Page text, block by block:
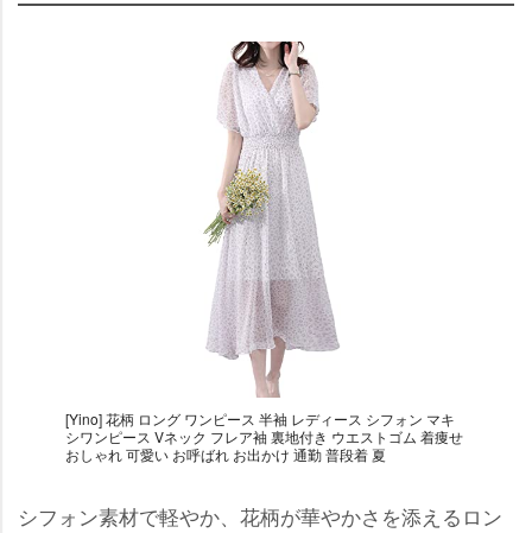
[Yino] 花柄 ロング ワンピース 半袖 レディース シフォン マキ
シワンピース Vネック フレア袖 裏地付き ウエストゴム 着痩せ
おしゃれ 可愛い お呼ばれ お出かけ 通勤 普段着 夏
シフォン素材で軽やか、花柄が華やかさを添えるロン